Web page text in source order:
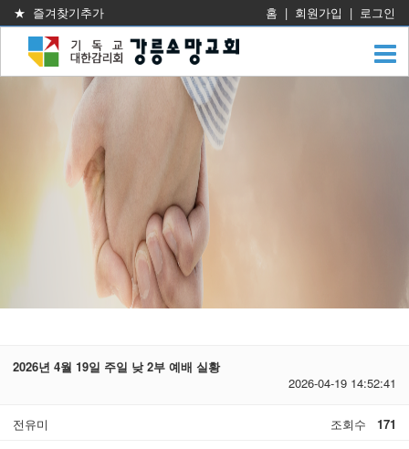
★ 즐겨찾기추가 홈 | 회원가입 | 로그인
2026년 4월 19일 주일 낮 2부 예배 실황
2026-04-19 14:52:41
전유미 조회수 171